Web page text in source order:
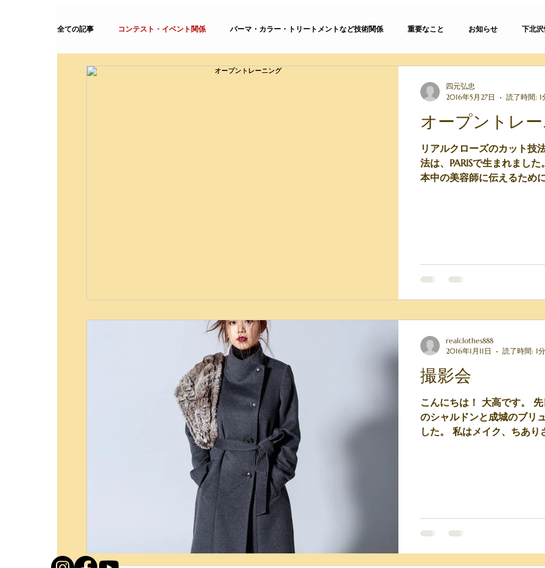
全ての記事 コンテスト・イベント関係 パーマ・カラー・トリートメントなど技術関係 重要なこと お知らせ 下北
講習関係
オープントレ
リアルクローズのカット技
法は、PARISで生まれまし
本中の美容師に伝えるため
四元弘忠
2016年5月27日
読了時間: 1
撮影会
こんにちは！ 大高です。
のシャルドンと成城のブリ
した。 私はメイク、ちあ
realclothes888
2016年1月11日
読了時間: 1分